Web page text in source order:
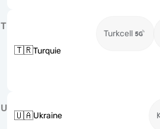
T
🇹🇷Turquie
Turkcell
U
🇺🇦Ukraine